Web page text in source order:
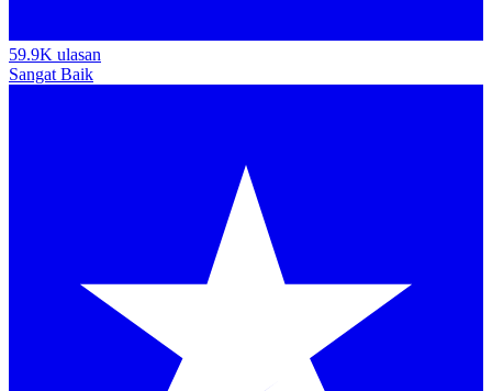
59.9K ulasan
Sangat Baik